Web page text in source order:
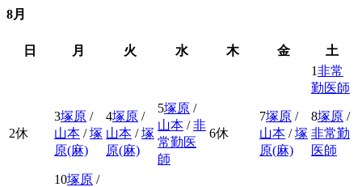
8月
日 月 火 水 木 金
土
1非常
勤医師
2休
3塚原 /
山本 /塚
原(麻)
4塚原 /
山本 /塚
原(麻)
5塚原 /
山本 /非
常勤医
師
6休
7塚原 /
山本 /塚
原(麻)
8塚原 /
非常勤
医師
10塚原 /